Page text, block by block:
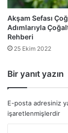
Akşam Sefası
Adımlarıyla
Rehberi
25 Ekim 2022
Bir yanıt yazın
E-posta adresiniz
işaretlenmişlerdir